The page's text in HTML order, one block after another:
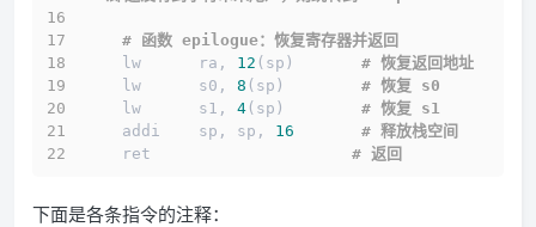
# 函数 epilogue：恢复寄存器并返回
    lw      ra,
12 (sp) # 恢复返回地址
    lw      s0,
8 (sp) # 恢复 s0
    lw      s1,
4 (sp) # 恢复 s1
    addi    sp, sp,
16
# 释放栈空间
    ret
# 返回
下面是各条指令的注释：